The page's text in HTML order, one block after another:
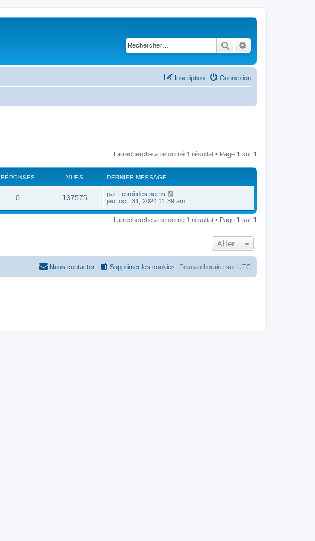
Rechercher
Connexion
Inscription
La recherche a retourné 1 résultat • Page 1 sur 1
RÉPONSES VUES DERNIER MESSAGE
0 137575 par Le roi des nems
jeu. oct. 31, 2024 11:39 am
La recherche a retourné 1 résultat • Page 1 sur 1
Aller
Fuseau horaire sur UTC
Supprimer les cookies
Nous contacter